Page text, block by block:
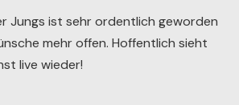
Jungs ist sehr ordentlich geworden
mehr offen. Hoffentlich sieht
live wieder!